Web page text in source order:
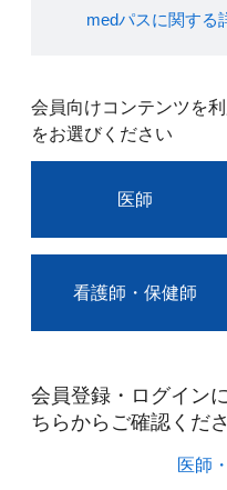
medパスに関する
会員向けコンテンツを
をお選びください
医師
看護師・保健師
会員登録・ログイン
ちらからご確認くださ
医師